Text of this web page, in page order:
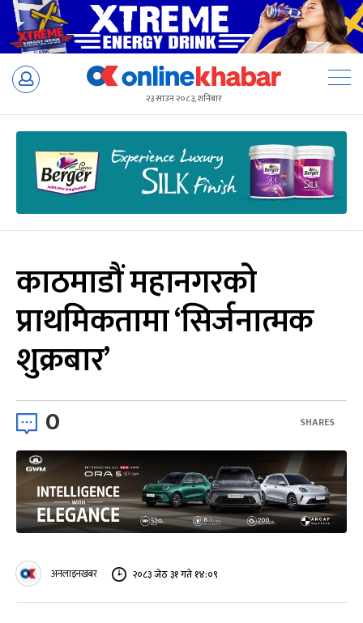
Skip
२३ साउन २०८३, शनिबार
काठमाडौं महानगरको
प्राथमिकतामा ‘सिर्जनात्मक
शुक्रबार’
0 SHARES
अनलाइनखबर २०८३ जेठ ३१ गते १४:०९